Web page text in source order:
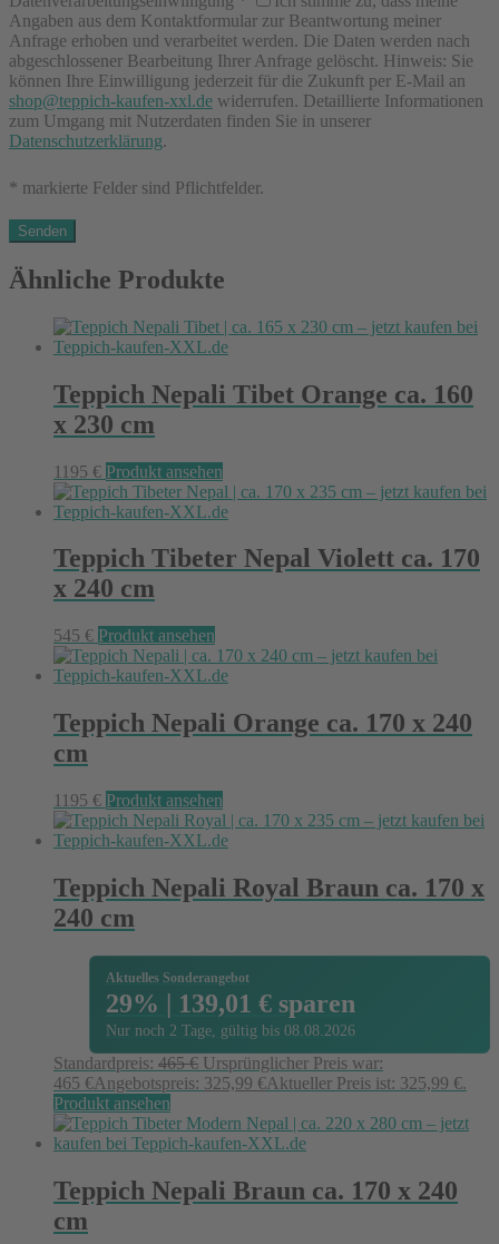
Angaben aus dem Kontaktformular zur Beantwortung meiner
Anfrage erhoben und verarbeitet werden. Die Daten werden nach
abgeschlossener Bearbeitung Ihrer Anfrage gelöscht. Hinweis: Sie
können Ihre Einwilligung jederzeit für die Zukunft per E-Mail an
shop@teppich-kaufen-xxl.de widerrufen. Detaillierte Informationen
zum Umgang mit Nutzerdaten finden Sie in unserer
Datenschutzerklärung.
* markierte Felder sind Pflichtfelder.
Ähnliche Produkte
Teppich Nepali Tibet Orange ca. 160
x 230 cm
1195 € Produkt ansehen
Teppich Tibeter Nepal Violett ca. 170
x 240 cm
545 € Produkt ansehen
Teppich Nepali Orange ca. 170 x 240
cm
1195 € Produkt ansehen
Teppich Nepali Royal Braun ca. 170 x
240 cm
Aktuelles Sonderangebot
29% | 139,01 € sparen
Nur noch 2 Tage, gültig bis 08.08.2026
Standardpreis: 465€ Ursprünglicher Preis war:
465 €Angebotspreis: 325,99 €Aktueller Preis ist: 325,99 €.
Produkt ansehen
Teppich Nepali Braun ca. 170 x 240
cm